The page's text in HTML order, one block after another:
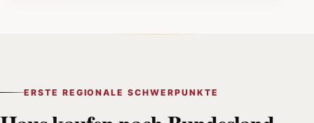
ERSTE REGIONALE SCHWERPUNKTE